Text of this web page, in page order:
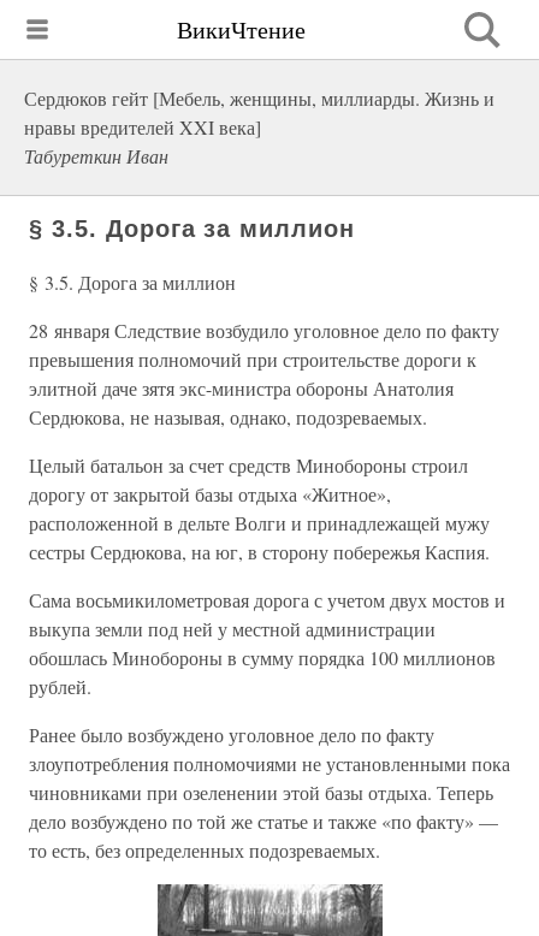
ВикиЧтение
Сердюков гейт [Мебель, женщины, миллиарды. Жизнь и
нравы вредителей XXI века]
Табуреткин Иван
§ 3.5. Дорога за миллион
§ 3.5. Дорога за миллион
28 января Следствие возбудило уголовное дело по факту
превышения полномочий при строительстве дороги к
элитной даче зятя экс-министра обороны Анатолия
Сердюкова, не называя, однако, подозреваемых.
Целый батальон за счет средств Минобороны строил
дорогу от закрытой базы отдыха «Житное»,
расположенной в дельте Волги и принадлежащей мужу
сестры Сердюкова, на юг, в сторону побережья Каспия.
Сама восьмикилометровая дорога с учетом двух мостов и
выкупа земли под ней у местной администрации
обошлась Минобороны в сумму порядка 100 миллионов
рублей.
Ранее было возбуждено уголовное дело по факту
злоупотребления полномочиями не установленными пока
чиновниками при озеленении этой базы отдыха. Теперь
дело возбуждено по той же статье и также «по факту» —
то есть, без определенных подозреваемых.